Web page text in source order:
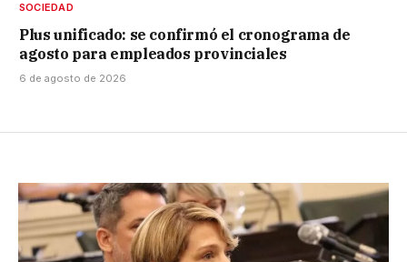
SOCIEDAD
Plus unificado: se confirmó el cronograma de
agosto para empleados provinciales
6 de agosto de 2026